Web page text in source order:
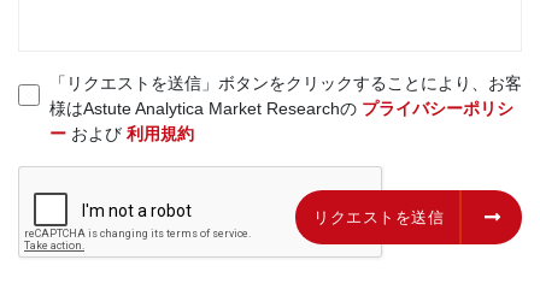
「リクエストを送信」ボタンをクリックすることにより、お客
様はAstute Analytica Market Researchの プライバシーポリシ
ーおよび 利用規約
リクエストを送信 リクエストを送信